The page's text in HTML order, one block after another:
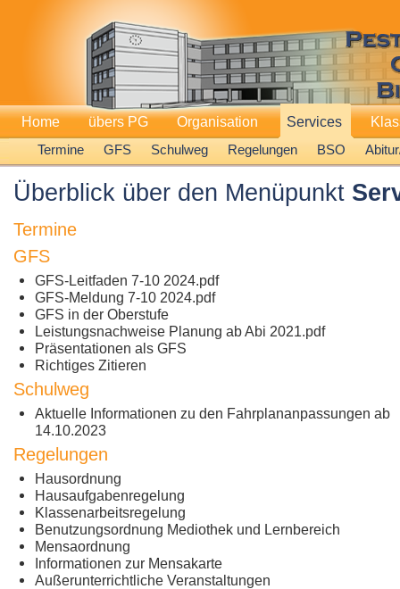
Home übers PG Organisation
Services
Termine
GFS Schulweg Regelungen BSO
Überblick über den Menüpunkt
Termine
GFS
GFS-Leitfaden 7-10 2024.pdf
GFS-Meldung 7-10 2024.pdf
GFS in der Oberstufe
Leistungsnachweise Planung ab Abi 2021.pdf
Präsentationen als GFS
Richtiges Zitieren
Schulweg
Aktuelle Informationen zu den Fahrplananpassungen ab
14.10.2023
Regelungen
Hausordnung
Hausaufgabenregelung
Klassenarbeitsregelung
Benutzungsordnung Mediothek und Lernbereich
Mensaordnung
Informationen zur Mensakarte
Außerunterrichtliche Veranstaltungen